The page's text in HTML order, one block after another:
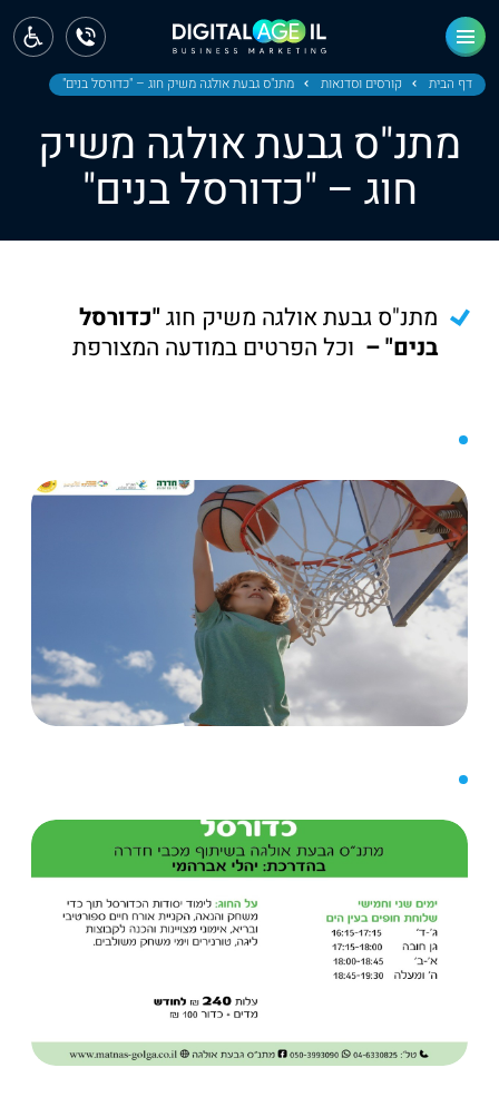
דף הבית קורסים וסדנאות מתנ"ס גבעת אולגה משיק חוג – "כדורסל בנים"
מתנ"ס גבעת אולגה משיק
חוג – "כדורסל בנים"
מתנ"ס גבעת אולגה משיק חוג"כדורסל
בנים" – וכל הפרטים במודעה המצורפת
ראשי
חדשות
מחוז צפון
מחוז חיפה
מחוז מרכז
ירושלים